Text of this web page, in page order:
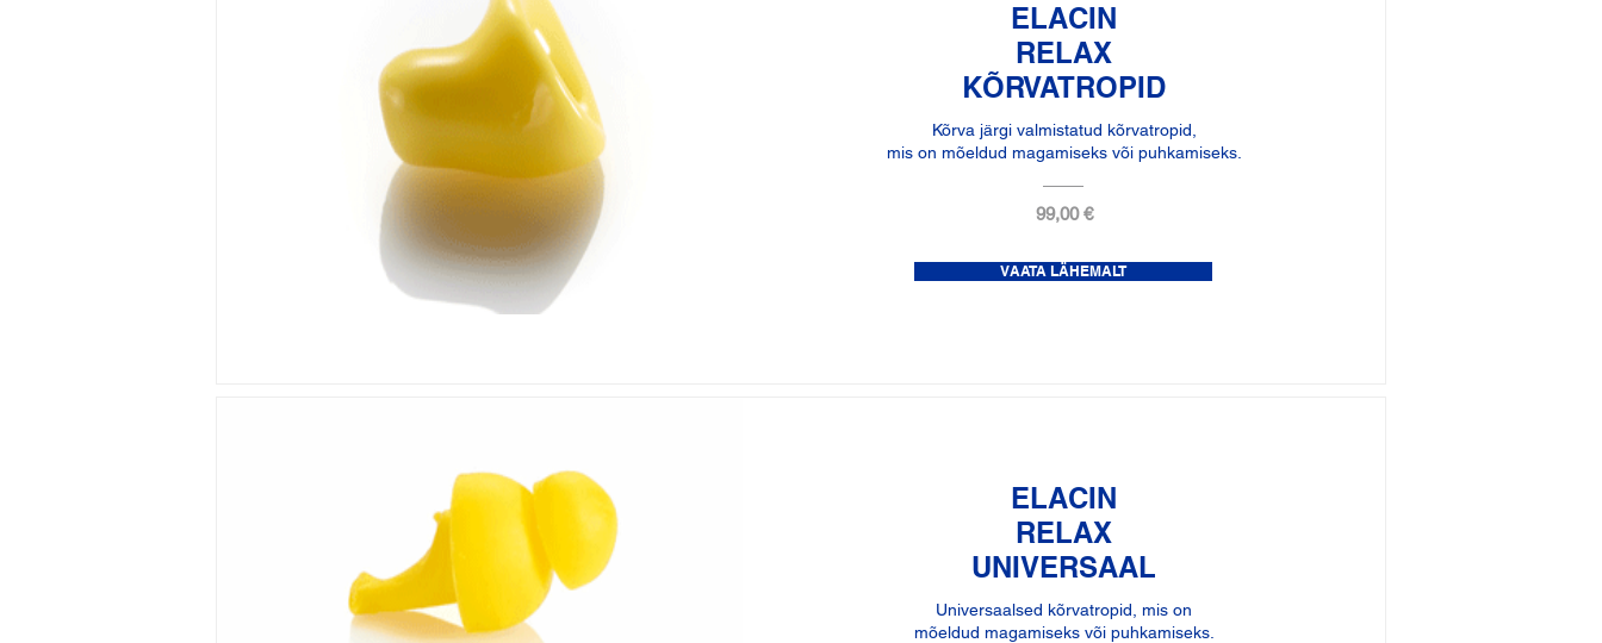
ELACIN
RELAX
KÕRVATROPID
Kõrva järgi valmistatud kõrvatropid,
mis on mõeldud magamiseks või puhkamiseks.
99,00 €
VAATA LÄHEMALT
ELACIN
RELAX
UNIVERSAAL
Universaalsed kõrvatropid, mis on
mõeldud magamiseks või puhkamiseks.